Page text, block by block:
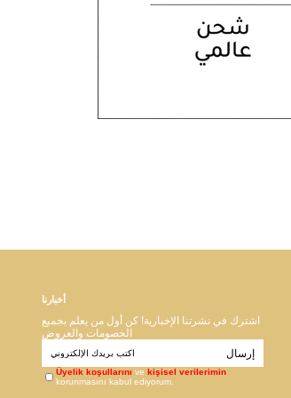
أخبارنا
اشترك في نشرتنا الإخبارية! كن أول من يعلم بجميع
الخصومات والعروض
إرسال
Üyelik koşullarını vekişisel verilerimin
korunmasını kabul ediyorum.